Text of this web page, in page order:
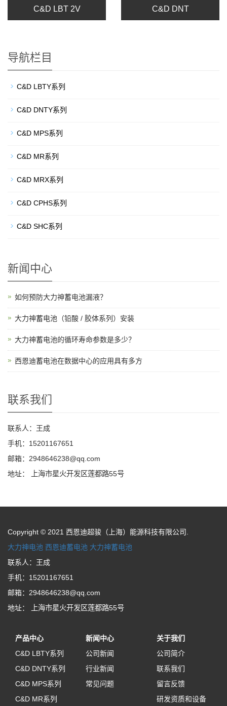
C&D LBT 2V C&D DNT
导航栏目
C&D LBTY系列
C&D DNTY系列
C&D MPS系列
C&D MR系列
C&D MRX系列
C&D CPHS系列
C&D SHC系列
新闻中心
如何预防大力神蓄电池漏液？
大力神蓄电池（铅酸 / 胶体系列）安装
大力神蓄电池的循环寿命参数是多少？
西恩迪蓄电池在数据中心的应用具有多方
联系我们
联系人：王成
手机：15201167651
邮箱：2948646238@qq.com
地址：
上海市星火开发区莲都路55号
Copyright © 2021 西恩迪超骏（上海）能源科技有限公司.
大力神电池 西恩迪蓄电池 大力神蓄电池
联系人：王成
手机：15201167651
邮箱：2948646238@qq.com
地址：
上海市星火开发区莲都路55号
产品中心
C&D LBTY系列
C&D DNTY系列
C&D MPS系列
C&D MR系列
新闻中心
公司新闻
行业新闻
常见问题
关于我们
公司简介
联系我们
留言反馈
研发资质和设备